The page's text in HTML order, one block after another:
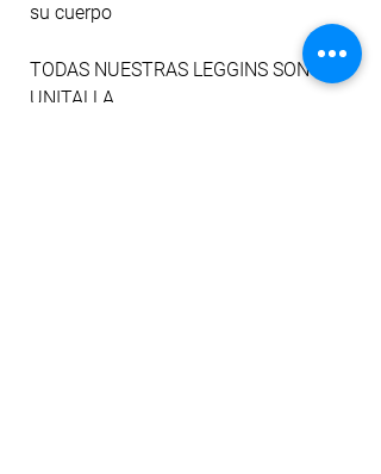
su cuerpo
TODAS NUESTRAS LEGGINS SON
UNITALLA